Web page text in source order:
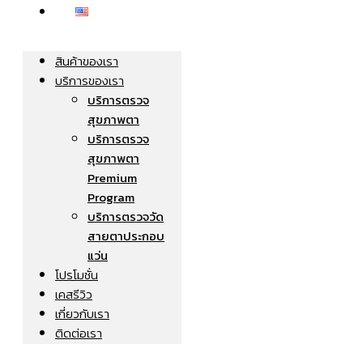
สินค้าของเรา
บริการของเรา
บริการตรวจ
สุขภาพตา
บริการตรวจ
สุขภาพตา
Premium
Program
บริการตรวจวัด
สายตาประกอบ
แว่น
โปรโมชั่น
เคสรีวิว
เกี่ยวกับเรา
ติดต่อเรา